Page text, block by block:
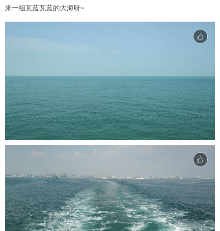
来一组瓦蓝瓦蓝的大海呀~